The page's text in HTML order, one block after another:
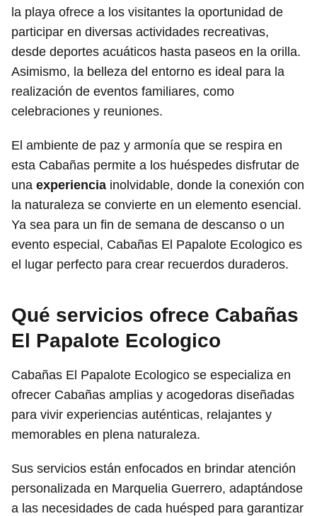
la playa ofrece a los visitantes la oportunidad de
participar en diversas actividades recreativas,
desde deportes acuáticos hasta paseos en la orilla.
Asimismo, la belleza del entorno es ideal para la
realización de eventos familiares, como
celebraciones y reuniones.
El ambiente de paz y armonía que se respira en
esta Cabañas permite a los huéspedes disfrutar de
una experiencia inolvidable, donde la conexión con
la naturaleza se convierte en un elemento esencial.
Ya sea para un fin de semana de descanso o un
evento especial, Cabañas El Papalote Ecologico es
el lugar perfecto para crear recuerdos duraderos.
Qué servicios ofrece Cabañas
El Papalote Ecologico
Cabañas El Papalote Ecologico se especializa en
ofrecer Cabañas amplias y acogedoras diseñadas
para vivir experiencias auténticas, relajantes y
memorables en plena naturaleza.
Sus servicios están enfocados en brindar atención
personalizada en Marquelia Guerrero, adaptándose
a las necesidades de cada huésped para garantizar